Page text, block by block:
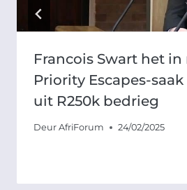
Francois Swart het
Priority Escapes-saak
uit R250k bedrieg
Deur AfriForum 24/02/2025